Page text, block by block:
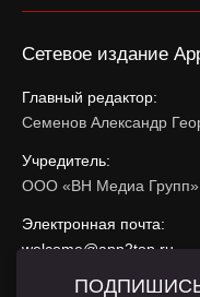
Сетевое издание
Главный редактор:
Семенов Александр
Учредитель:
ООО «ВН Медиа Групп»
Электронная почта:
welcome@app2top.ru